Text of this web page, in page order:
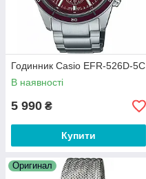
Годинник Casio EFR-526D-5C
В наявності
5 990 ₴
Купити
Оригинал